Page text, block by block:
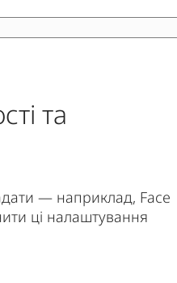
та
— наприклад, Face
ці налаштування